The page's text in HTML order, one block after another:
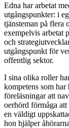
Edna har arbetat
utgångspunkter: i
tjänsteman på flera
exempelvis arbetat
och
utgångspunkt för
offentlig sektor.
I sina olika roller
kompetens som har
föreläsningar att
oerhörd förmåga
en väldigt
hon hjälper